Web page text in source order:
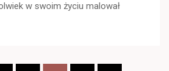
w swoim życiu malował